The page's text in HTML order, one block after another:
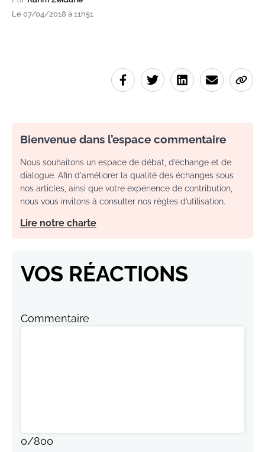
Le 07/04/2018 à 11h51
Bienvenue dans l’espace commentaire
Nous souhaitons un espace de débat, d’échange et de
dialogue. Afin d'améliorer la qualité des échanges sous
nos articles, ainsi que votre expérience de contribution,
nous vous invitons à consulter nos règles d’utilisation.
Lire notre charte
VOS RÉACTIONS
Commentaire
0/800